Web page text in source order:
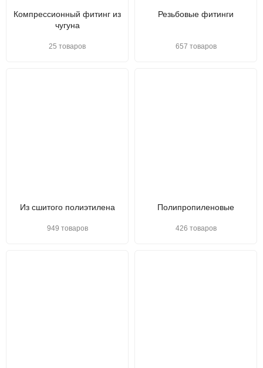
Компрессионный фитинг из
чугуна
25 товаров
Резьбовые фитинги
657 товаров
Из сшитого полиэтилена
949 товаров
Полипропиленовые
426 товаров